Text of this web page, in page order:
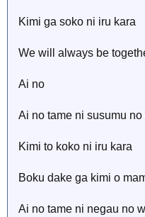
Kimi ga soko ni iru kara
We will always be
Ai no
Ai no tame ni susumu no
Kimi to koko ni iru kara
Boku dake ga kimi o
Ai no tame ni negau no